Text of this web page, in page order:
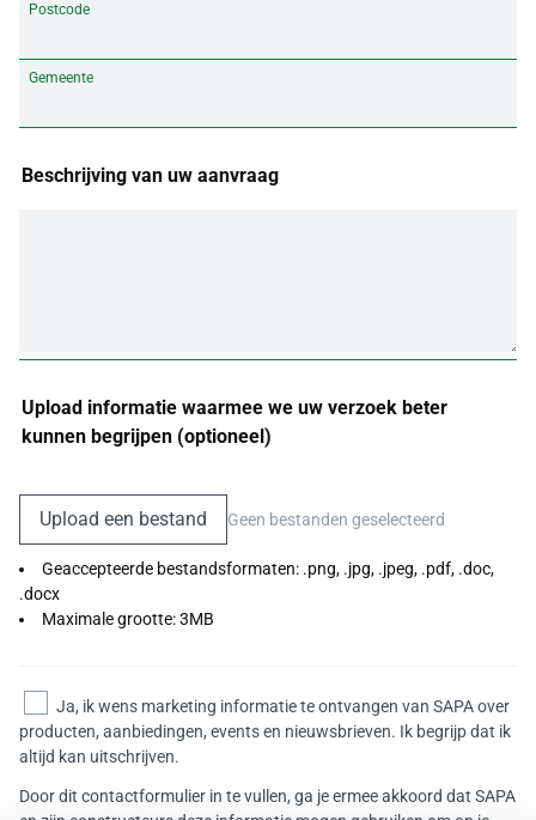
Postcode
Gemeente
Beschrijving van uw aanvraag
Upload informatie waarmee we uw verzoek beter
kunnen begrijpen (optioneel)
Upload een bestand Geen bestanden geselecteerd
Geaccepteerde bestandsformaten: .png, .jpg, .jpeg, .pdf, .doc,
.docx
Maximale grootte: 3MB
Ja, ik wens marketing informatie te ontvangen van SAPA over
producten, aanbiedingen, events en nieuwsbrieven. Ik begrijp dat ik
altijd kan uitschrijven.
Door dit contactformulier in te vullen, ga je ermee akkoord dat SAPA